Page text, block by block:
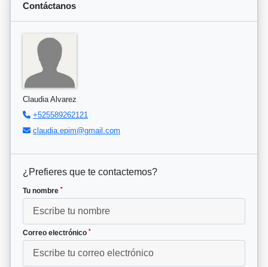
Contáctanos
Claudia Alvarez
+525589262121
claudia.epim@gmail.com
¿Prefieres que te contactemos?
Tu nombre *
Correo electrónico *